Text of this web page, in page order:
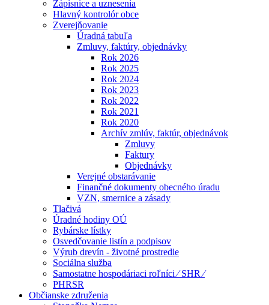
Zápisnice a uznesenia
Hlavný kontrolór obce
Zverejňovanie
Úradná tabuľa
Zmluvy, faktúry, objednávky
Rok 2026
Rok 2025
Rok 2024
Rok 2023
Rok 2022
Rok 2021
Rok 2020
Archív zmlúv, faktúr, objednávok
Zmluvy
Faktury
Objednávky
Verejné obstarávanie
Finančné dokumenty obecného úradu
VZN, smernice a zásady
Tlačivá
Úradné hodiny OÚ
Rybárske lístky
Osvedčovanie listín a podpisov
Výrub drevín - životné prostredie
Sociálna služba
Samostatne hospodáriaci roľníci ⁄ SHR ⁄
PHRSR
Občianske združenia